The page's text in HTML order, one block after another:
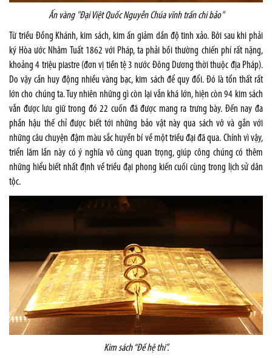
Ấn vàng "Đại Việt Quốc Nguyễn Chúa vĩnh trấn chi bảo"
Từ triều Đồng Khánh, kim sách, kim ấn giảm dần độ tinh xảo. Bởi sau khi phải
ký Hòa ước Nhâm Tuất 1862 với Pháp, ta phải bồi thường chiến phí rất nặng,
khoảng 4 triệu piastre (đơn vị tiền tệ 3 nước Đông Dương thời thuộc địa Pháp).
Do vậy cần huy động nhiều vàng bạc, kim sách để quy đổi. Đó là tổn thất rất
lớn cho chúng ta. Tuy nhiên những gì còn lại vẫn khá lớn, hiện còn 94 kim sách
vẫn được lưu giữ trong đó 22 cuốn đã được mang ra trưng bày. Đến nay đa
phần hậu thế chỉ được biết tới những bảo vật này qua sách vở và gắn với
những câu chuyện đậm màu sắc huyền bí về một triều đại đã qua. Chính vì vậy,
triển lãm lần này có ý nghĩa vô cùng quan trọng, giúp công chúng có thêm
những hiểu biết nhất định về triều đại phong kiến cuối cùng trong lịch sử dân
tộc.
Kim sách “Đế hệ thi”.